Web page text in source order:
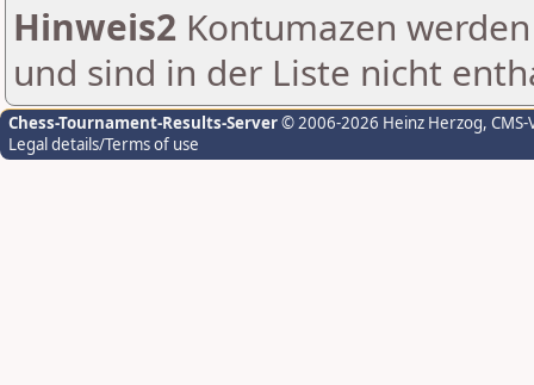
Hinweis2 Kontumazen
und sind in der Liste nicht
Chess-Tournament-Results-Server© 2006-2026 Heinz Herzog,
Legal details/Terms of use